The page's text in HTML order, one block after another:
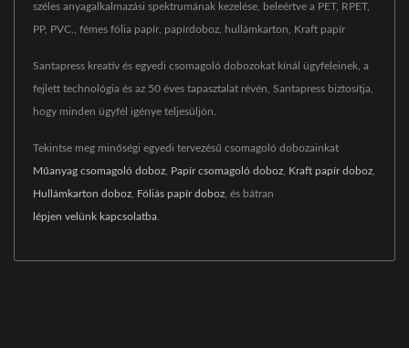
széles anyagalkalmazási spektrumának kezelése, beleértve a PET, RPET,
PP, PVC., fémes fólia papír, papírdoboz, hullámkarton, Kraft papír
Santapress kreatív és egyedi csomagoló dobozokat kínál ügyfeleinek, a
fejlett technológia és az 50 éves tapasztalat révén, Santapress biztosítja,
hogy minden ügyfél igénye teljesüljön.
Tekintse meg minőségi egyedi tervezésű csomagoló dobozainkat
Műanyag csomagoló doboz Papír csomagoló doboz Kraft papír doboz
Hullámkarton doboz Fóliás papír doboz , és bátran
lépjen velünk kapcsolatba